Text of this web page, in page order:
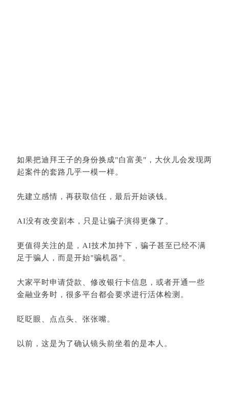
如果把迪拜王子的身份换成"白富美"，大伙儿会发现两
起案件的套路几乎一模一样。
先建立感情，再获取信任，最后开始谈钱。
AI没有改变剧本，只是让骗子演得更像了。
更值得关注的是，AI技术加持下，骗子甚至已经不满
足于骗人，而是开始"骗机器"。
大家平时申请贷款、修改银行卡信息，或者开通一些
金融业务时，很多平台都会要求进行活体检测。
眨眨眼、点点头、张张嘴。
以前，这是为了确认镜头前坐着的是本人。